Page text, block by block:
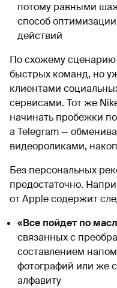
потому равными
способ
действий
По схожему сценарию
быстрых команд, но
клиентами
сервисами. Тот же
начинать пробежки
а Telegram —
видеороликами,
Без персональных
предостаточно.
от Apple содержит
«Все пойдет по
связанных с
составлением
фотографий или же
алфавиту